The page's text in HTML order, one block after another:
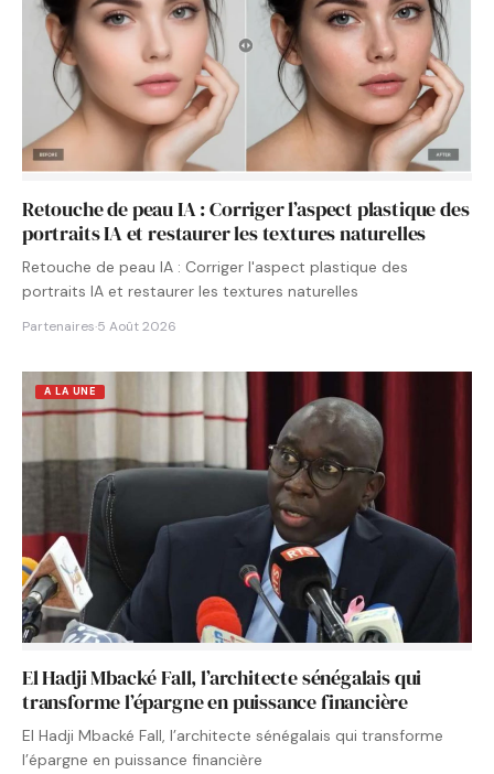
Retouche de peau IA : Corriger l’aspect plastique des
portraits IA et restaurer les textures naturelles
Retouche de peau IA : Corriger l'aspect plastique des
portraits IA et restaurer les textures naturelles
Partenaires·5 Août 2026
A LA UNE
El Hadji Mbacké Fall, l’architecte sénégalais qui
transforme l’épargne en puissance financière
El Hadji Mbacké Fall, l’architecte sénégalais qui transforme
l’épargne en puissance financière